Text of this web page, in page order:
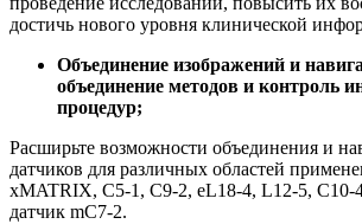
достичь нового уровня клинической
Объединение изображений и
объединение методов и контроль
процедур;
Расширьте возможности объединения и
датчиков для различных областей
xMATRIX, C5-1, C9-2, eL18-4, L12-5, C10-
датчик mC7-2.